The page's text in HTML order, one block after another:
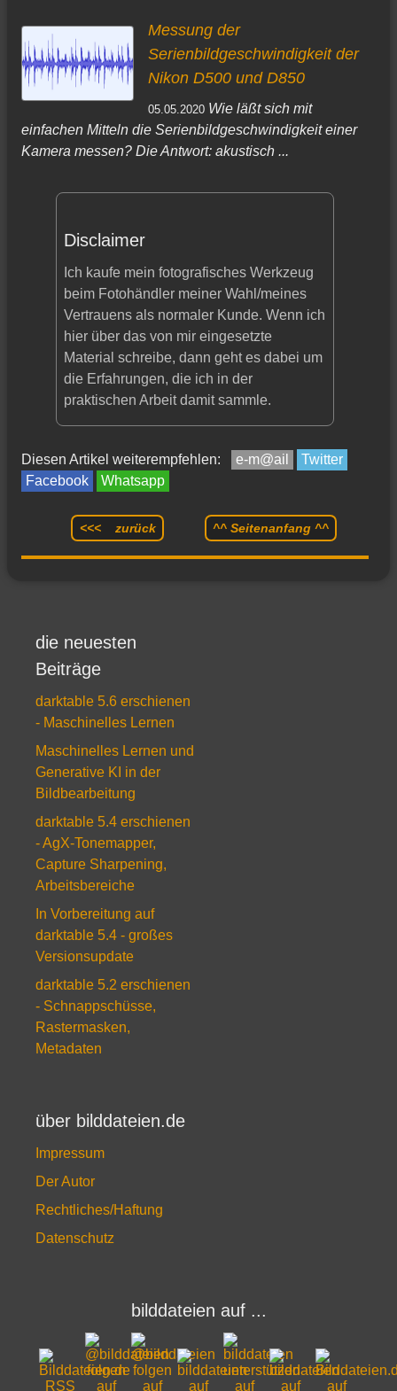
Messung der
Serienbildgeschwindigkeit der
Nikon D500 und D850
05.05.2020 Wie läßt sich mit
einfachen Mitteln die Serienbildgeschwindigkeit einer
Kamera messen? Die Antwort: akustisch ...
Disclaimer
Ich kaufe mein fotografisches Werkzeug
beim Fotohändler meiner Wahl/meines
Vertrauens als normaler Kunde. Wenn ich
hier über das von mir eingesetzte
Material schreibe, dann geht es dabei um
die Erfahrungen, die ich in der
praktischen Arbeit damit sammle.
Diesen Artikel weiterempfehlen: e-m@ail
Twitter
Facebook
Whatsapp
<<< zurück ^^ Seitenanfang ^^
die neuesten
Beiträge
darktable 5.6 erschienen
- Maschinelles Lernen
Maschinelles Lernen und
Generative KI in der
Bildbearbeitung
darktable 5.4 erschienen
- AgX-Tonemapper,
Capture Sharpening,
Arbeitsbereiche
In Vorbereitung auf
darktable 5.4 - großes
Versionsupdate
darktable 5.2 erschienen
- Schnappschüsse,
Rastermasken,
Metadaten
über bilddateien.de
Impressum
Der Autor
Rechtliches/Haftung
Datenschutz
bilddateien auf ...